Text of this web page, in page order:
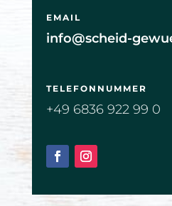
EMAIL
info@scheid-
TELEFONNUMMER
+49 6836 922 99 0